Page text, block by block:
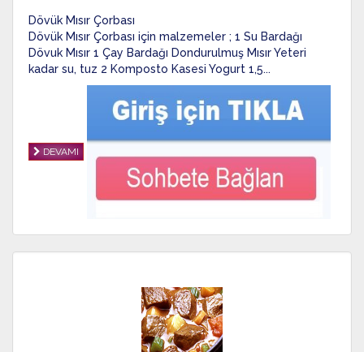
Dövük Mısır Çorbası
Dövük Mısır Çorbası için malzemeler ; 1 Su Bardağı
Dövuk Mısır 1 Çay Bardağı Dondurulmuş Mısır Yeteri
kadar su, tuz 2 Komposto Kasesi Yogurt 1,5...
DEVAMI